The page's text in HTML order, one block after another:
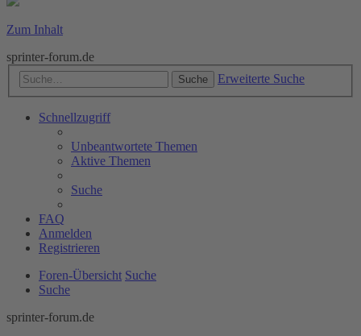
Zum Inhalt
sprinter-forum.de
Suche Erweiterte Suche
Schnellzugriff
Unbeantwortete Themen
Aktive Themen
Suche
FAQ
Anmelden
Registrieren
Foren-Übersicht Suche
Suche
sprinter-forum.de